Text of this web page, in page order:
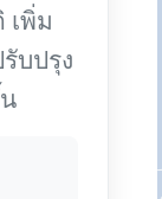
พิ่ม
บปรุง